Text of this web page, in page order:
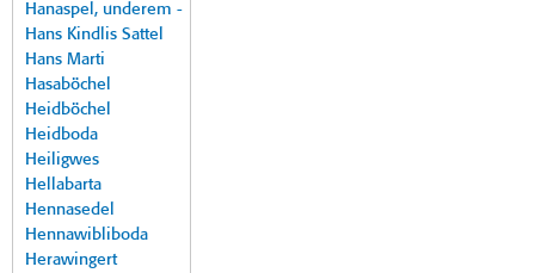
Hanaspel, underem -
Hans Kindlis Sattel
Hans Marti
Hasaböchel
Heidböchel
Heidboda
Heiligwes
Hellabarta
Hennasedel
Hennawibliboda
Herawingert